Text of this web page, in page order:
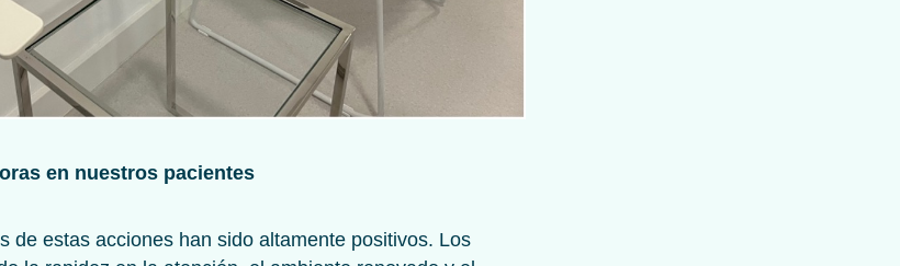
en nuestros pacientes
de estas acciones han sido altamente positivos. Los